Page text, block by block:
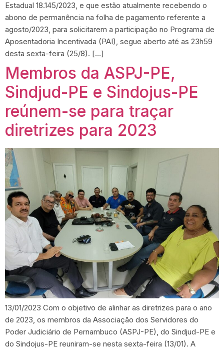
Estadual 18.145/2023, e que estão atualmente recebendo o
abono de permanência na folha de pagamento referente a
agosto/2023, para solicitarem a participação no Programa de
Aposentadoria Incentivada (PAI), segue aberto até as 23h59
desta sexta-feira (25/8). […]
Membros da ASPJ-PE,
Sindjud-PE e Sindojus-PE
reúnem-se para traçar
diretrizes para 2023
13/01/2023 Com o objetivo de alinhar as diretrizes para o ano
de 2023, os membros da Associação dos Servidores do
Poder Judiciário de Pernambuco (ASPJ-PE), do Sindjud-PE e
do Sindojus-PE reuniram-se nesta sexta-feira (13/01). A